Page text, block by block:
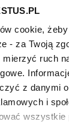
cookie, żeby
- za Twoją
ruch
z danymi
i
wszystkie
– Barolo,